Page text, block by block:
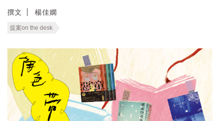
撰文 楊佳嫻
提案on the desk